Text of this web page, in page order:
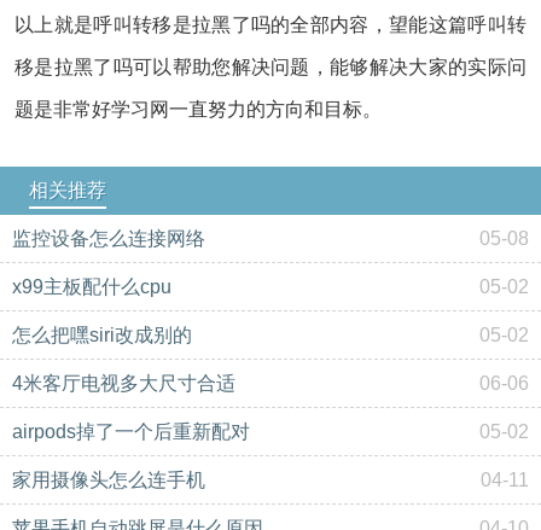
以上就是呼叫转移是拉黑了吗的全部内容，望能这篇呼叫转
移是拉黑了吗可以帮助您解决问题，能够解决大家的实际问
题是非常好学习网一直努力的方向和目标。
相关推荐
监控设备怎么连接网络 05-08
x99主板配什么cpu 05-02
怎么把嘿siri改成别的 05-02
4米客厅电视多大尺寸合适 06-06
airpods掉了一个后重新配对 05-02
家用摄像头怎么连手机 04-11